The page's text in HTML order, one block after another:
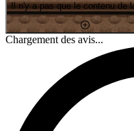
Il n'y a pas que le contenu de
Chargement des avis...